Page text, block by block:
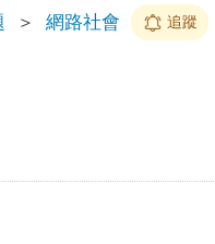
＞ 網路社會 追蹤